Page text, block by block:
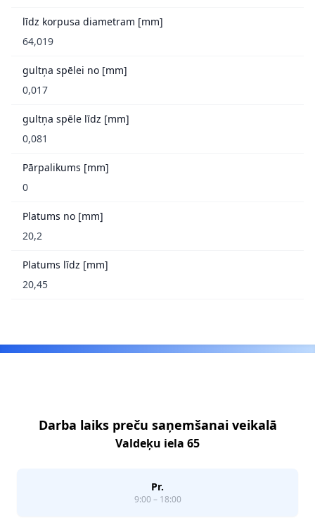
līdz korpusa diametram [mm]
64,019
gultņa spēlei no [mm]
0,017
gultņa spēle līdz [mm]
0,081
Pārpalikums [mm]
0
Platums no [mm]
20,2
Platums līdz [mm]
20,45
Darba laiks preču saņemšanai veikalā
Valdeķu iela 65
Pr.
9:00 – 18:00